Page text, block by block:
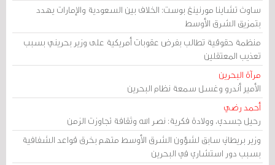
ساوث تشاينا مورنينغ بوست: الخلاف بين السعودية والإمارات يهدد
بتمزيق الشرق الأوسط
منظمة حقوقية تطالب بفرض عقوبات أمريكية على وزير بحريني بسبب
تعذيب المعتقلين
مرآة البحرين
الأمير أندرو وغسل سمعة نظام البحرين
أحمد رضي
رحيل جسدي، وولادة فكرية: نصر الله وثقافة تجاوزت الزمن
وزير بريطاني سابق لشؤون الشرق الأوسط متهم بخرق قواعد الشفافية
بسبب دور استشاري في البحرين